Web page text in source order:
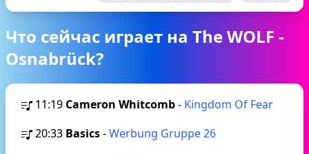
Что сейчас играет на The WOLF -
Osnabrück?
11:19 Cameron Whitcomb- Kingdom Of Fear
20:33 Basics-Werbung Gruppe 26